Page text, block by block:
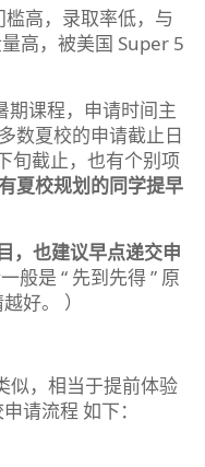
槛高，录取率低，与
高，被美国 Super 5
期课程，申请时间主
数夏校的申请截止日
旬截止，也有个别项
夏校规划的同学提早
，也建议早点递交申
般是 “ 先到先得 ” 原
好。 ）
似，相当于提前体验
请流程 如下：